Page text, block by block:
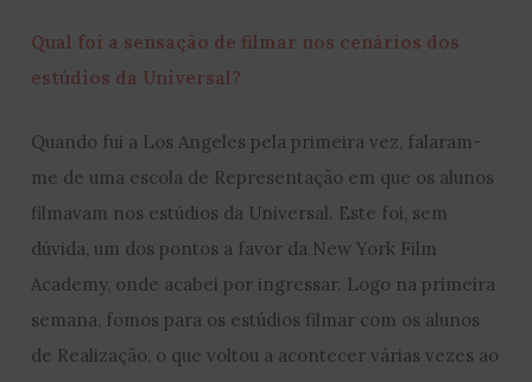
Qual foi a sensação de filmar nos cenários dos
estúdios da Universal?
Quando fui a Los Angeles pela primeira vez, falaram-
me de uma escola de Representação em que os alunos
filmavam nos estúdios da Universal. Este foi, sem
dúvida, um dos pontos a favor da New York Film
Academy, onde acabei por ingressar. Logo na primeira
semana, fomos para os estúdios filmar com os alunos
de Realização, o que voltou a acontecer várias vezes ao